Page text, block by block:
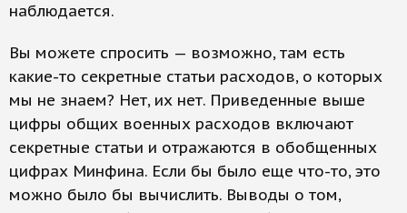
наблюдается.
Вы можете спросить — возможно, там есть
какие-то секретные статьи расходов, о которых
мы не знаем? Нет, их нет. Приведенные выше
цифры общих военных расходов включают
секретные статьи и отражаются в обобщенных
цифрах Минфина. Если бы было еще что-то, это
можно было бы вычислить. Выводы о том,